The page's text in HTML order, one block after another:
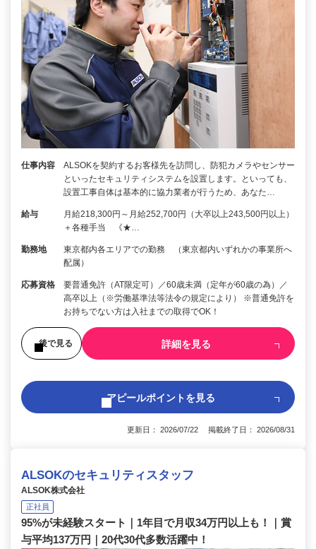
仕事内容
ALSOKを契約するお客様先を訪問し、防犯カメラやセンサー
といったセキュリティシステムを設置します。といっても、
設置工事自体は基本的に協力業者が行うため、あなた…
給与
月給218,300円～月給252,700円（大卒以上243,500円以上）
＋各種手当 《★…
勤務地
東京都内各エリアでの勤務 （東京都内いずれかの事業所へ
配属）
応募資格
要普通免許（AT限定可）／60歳未満（定年が60歳の為）／
高卒以上（※労働基準法等法令の規定により） ※普通免許を
お持ちでない方は入社までの取得でOK！
後で見る 詳細を見る
アピールポイントを見る
更新日： 2026/07/22 掲載終了日： 2026/08/31
ALSOKのセキュリティスタッフ
ALSOK株式会社
正社員
95%が未経験スタート｜1年目で月収34万円以上も！｜賞
与平均137万円｜20代30代多数活躍中！